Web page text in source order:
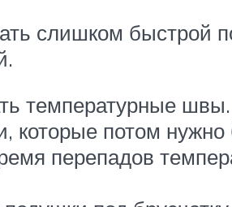
слишком быстрой
температурные швы.
потом нужно
перепадов